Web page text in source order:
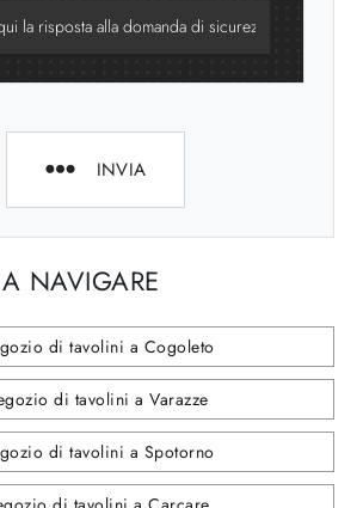
INVIA
NAVIGARE
di tavolini a Cogoleto
di tavolini a Varazze
di tavolini a Spotorno